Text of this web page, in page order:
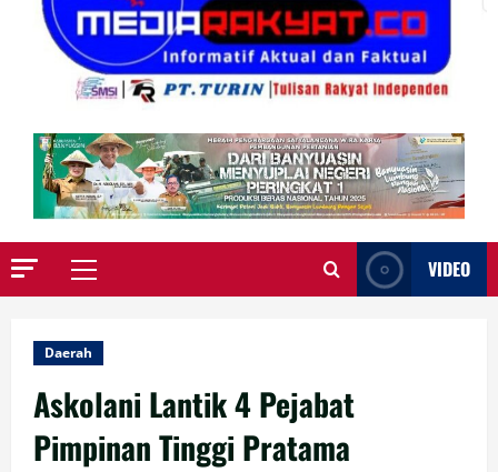
Primary
VIDEO
Daerah
Askolani Lantik 4 Pejabat
Pimpinan Tinggi Pratama